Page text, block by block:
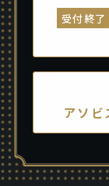
受付終了
アソビ